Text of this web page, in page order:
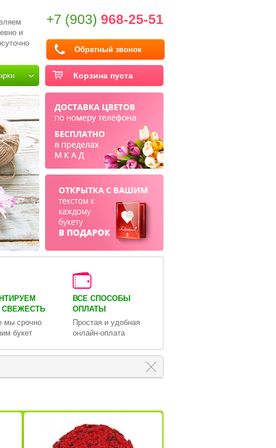
и
+7 (903) 968-25-51
Обратный звонок
Корзина пуста
СВЕЖЕСТЬ
мы срочно
букет
ВСЕ СПОСОБЫ
ОПЛАТЫ
Простая и удобная
онлайн-оплата